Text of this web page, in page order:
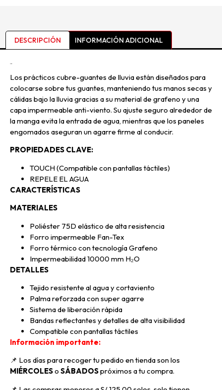
DESCRIPCIÓN INFORMACIÓN ADICIONAL
Los prácticos cubre-guantes de lluvia están diseñados para
colocarse sobre tus guantes, manteniendo tus manos secas y
cálidas bajo la lluvia gracias a su material de grafeno y una
capa impermeable anti-viento. Su ajuste seguro alrededor de
la manga evita la entrada de agua, mientras que los paneles
engomados aseguran un agarre firme al conducir.
PROPIEDADES CLAVE:
TOUCH (Compatible con pantallas táctiles)
REPELE EL AGUA
CARACTERÍSTICAS
MATERIALES
Poliéster 75D elástico de alta resistencia
Forro impermeable Fan-Tex
Forro térmico con tecnología Grafeno
Impermeabilidad 10000 mm H₂O
DETALLES
Tejido resistente al agua y cortaviento
Palma reforzada con super agarre
Sistema de liberación rápida
Bandas reflectantes y detalles de alta visibilidad
Compatible con pantallas táctiles
Información importante:
📌 Los días para recoger tu pedido en tienda son los
MIÉRCOLESo SÁBADOSpróximos a tu compra.